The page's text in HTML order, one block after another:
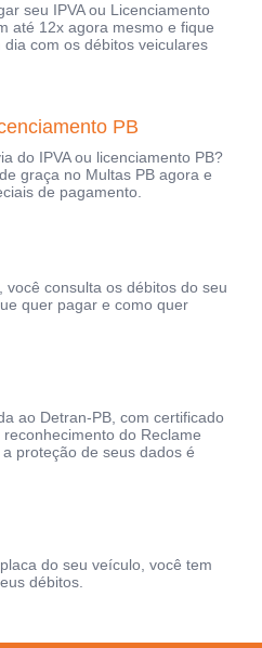
seu IPVA ou Licenciamento
até 12x agora mesmo e fique
com os débitos veiculares
PB
do IPVA ou licenciamento PB?
graça no Multas PB agora e
de pagamento.
você consulta os débitos do seu
quer pagar e como quer
ao Detran-PB, com certificado
do Reclame
proteção de seus dados é
do seu veículo, você tem
débitos.